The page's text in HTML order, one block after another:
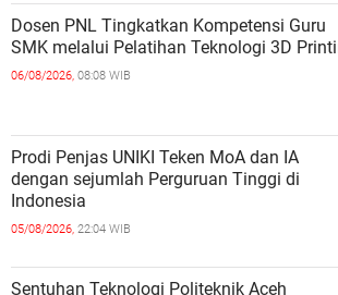
Dosen PNL Tingkatkan Kompetensi Guru
SMK melalui Pelatihan Teknologi 3D
06/08/2026, 08:08 WIB
Prodi Penjas UNIKI Teken MoA dan IA
dengan sejumlah Perguruan Tinggi di
Indonesia
05/08/2026, 22:04 WIB
Sentuhan Teknologi Politeknik Aceh